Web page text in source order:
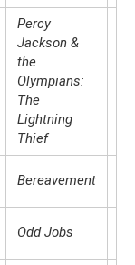
Percy
Jackson &
the
Olympians:
The
Lightning
Thief
Bereavement
Odd Jobs